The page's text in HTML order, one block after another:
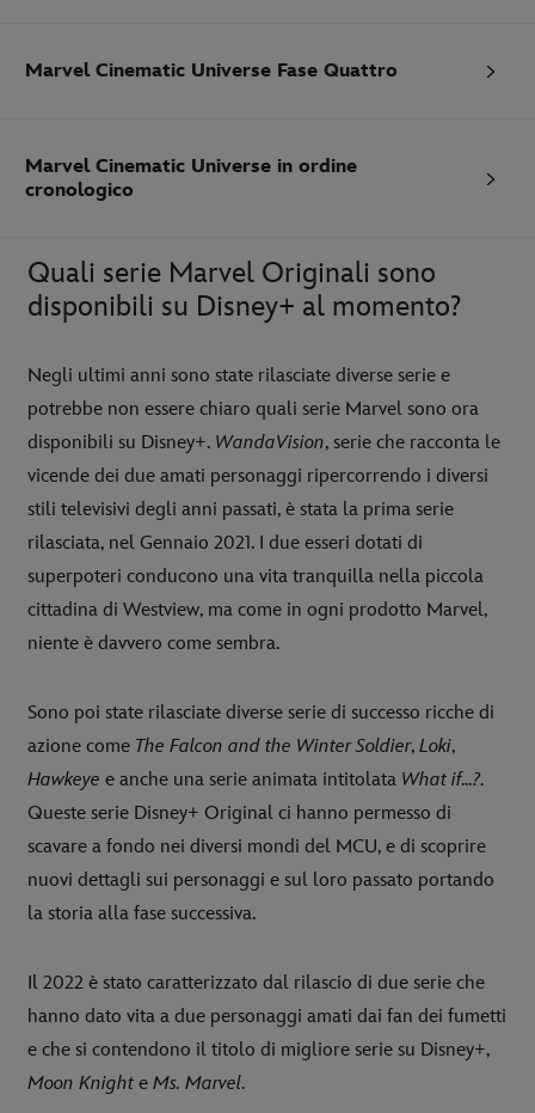
Marvel Cinematic Universe Fase Quattro
Marvel Cinematic Universe in ordine
cronologico
Quali serie Marvel Originali sono
disponibili su Disney+ al momento?
Negli ultimi anni sono state rilasciate diverse serie e
potrebbe non essere chiaro quali serie Marvel sono ora
disponibili su Disney+. WandaVision, serie che racconta le
vicende dei due amati personaggi ripercorrendo i diversi
stili televisivi degli anni passati, è stata la prima serie
rilasciata, nel Gennaio 2021. I due esseri dotati di
superpoteri conducono una vita tranquilla nella piccola
cittadina di Westview, ma come in ogni prodotto Marvel,
niente è davvero come sembra.
Sono poi state rilasciate diverse serie di successo ricche di
azione come The Falcon and the Winter Soldier, Loki,
Hawkeye e anche una serie animata intitolata What if...?.
Queste serie Disney+ Original ci hanno permesso di
scavare a fondo nei diversi mondi del MCU, e di scoprire
nuovi dettagli sui personaggi e sul loro passato portando
la storia alla fase successiva.
Il 2022 è stato caratterizzato dal rilascio di due serie che
hanno dato vita a due personaggi amati dai fan dei fumetti
e che si contendono il titolo di migliore serie su Disney+,
Moon Knight e Ms. Marvel.